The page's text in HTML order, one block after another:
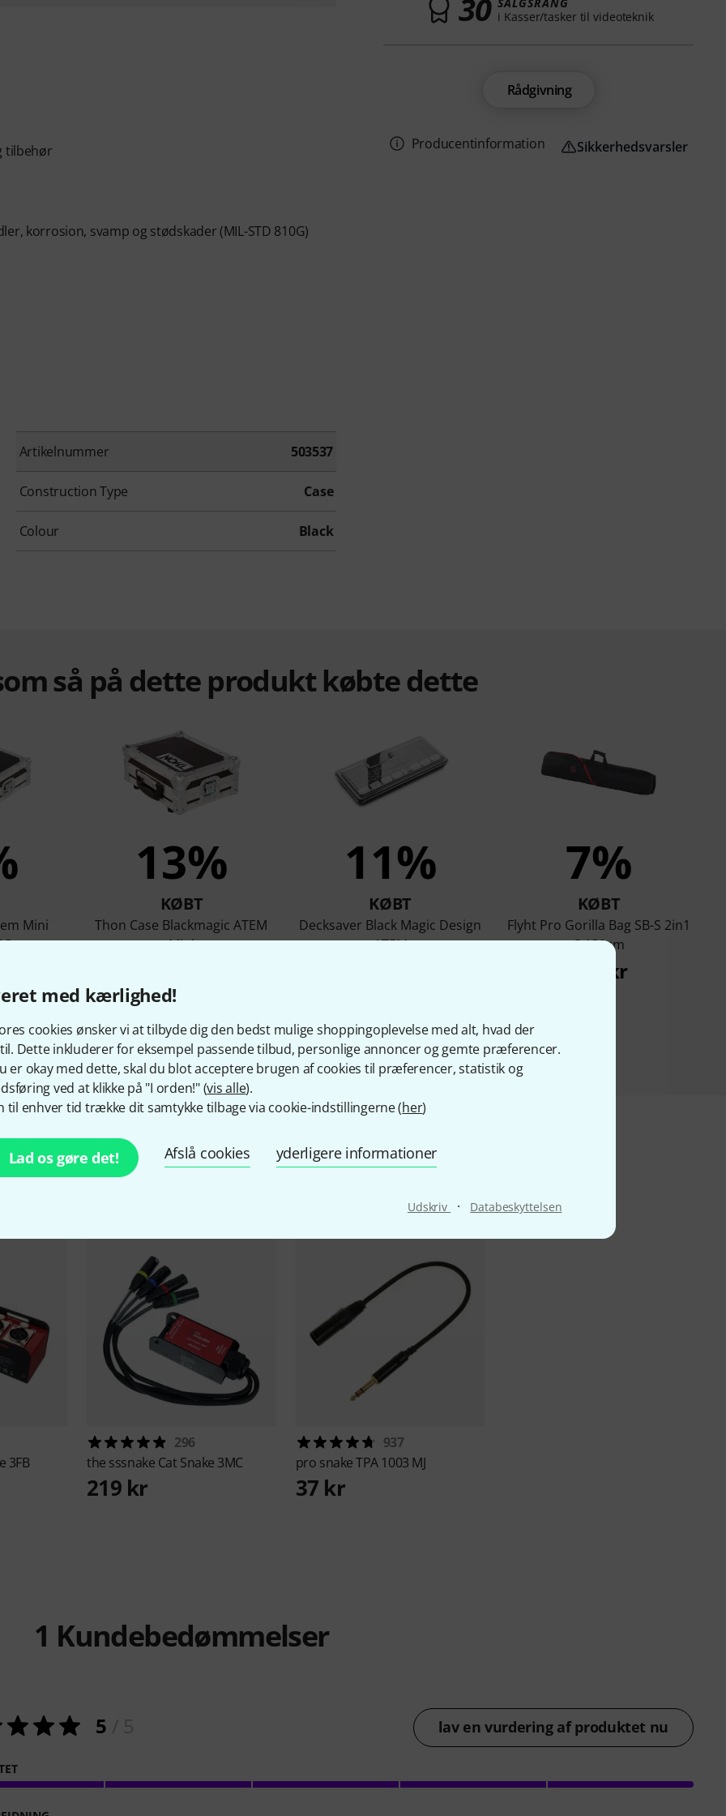
med kærlighed!
cookies ønsker vi at tilbyde dig den bedst mulige shoppingoplevelse med alt, hvad der
Dette inkluderer for eksempel passende tilbud, personlige annoncer og gemte præferencer.
er okay med dette, skal du blot acceptere brugen af cookies til præferencer, statistik og
ved at klikke på "I orden!" (vis alle).
til enhver tid trække dit samtykke tilbage via cookie-indstillingerne (her)
Lad os gøre det! Afslå cookies yderligere informationer
Udskriv · Databeskyttelsen
tilbehør
korrosion, svamp og stødskader (MIL-STD 810G)
Artikelnummer 503537
Construction Type Case
Colour Black
30 i Kasser/tasker til videoteknik
Rådgivning
Producentinformation Sikkerhedsvarsler
så på dette produkt købte dette
Mini
13%
KØBT
Thon Case Blackmagic ATEM
Mini
11%
KØBT
Decksaver Black Magic Design
ATEM
7%
KØBT
Flyht Pro Gorilla Bag SB-S 2in1
S 130cm
266 kr
Sammenlign
og matchende produkter
3FB
296
the sssnake Cat Snake 3MC
219 kr
937
pro snakeTPA 1003 MJ
37 kr
1 Kundebedømmelser
5 lav en vurdering af produktet nu